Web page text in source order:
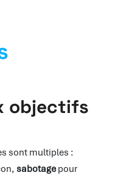
objectifs
sont multiples :
sabotagepour